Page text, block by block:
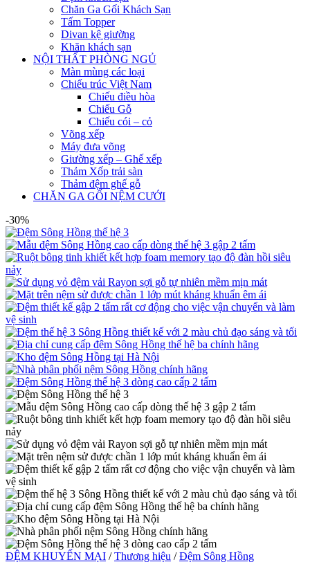
Chăn Ga Gối Khách Sạn
Tấm Topper
Divan kệ giường
Khăn khách sạn
NỘI THẤT PHÒNG NGỦ
Màn mùng các loại
Chiếu trúc Việt Nam
Chiếu điều hòa
Chiếu Gỗ
Chiếu cói – cỏ
Võng xếp
Máy đưa võng
Giường xếp – Ghế xếp
Thảm Xốp trải sàn
Thảm đệm ghế gỗ
CHĂN GA GỐI NỆM CƯỚI
-30%
ĐỆM KHUYẾN MẠI / Thương hiệu / Đệm Sông Hồng